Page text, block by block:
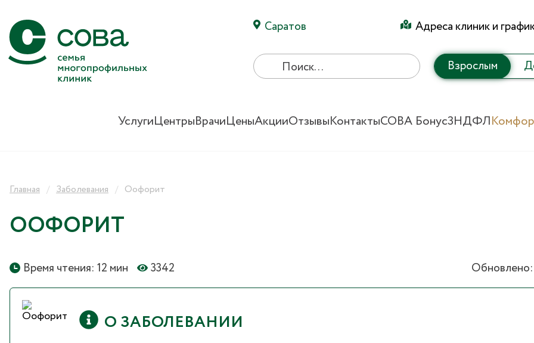
Саратов Адреса клиник и
Взрослым
УслугиЦентрыВрачиЦеныАкцииОтзывыКонтактыСОВА Бонус3НДФЛ
Главная Заболевания Оофорит
ООФОРИТ
Время чтения: 12 мин 3342 Обновлено:
О ЗАБОЛЕВАНИИ